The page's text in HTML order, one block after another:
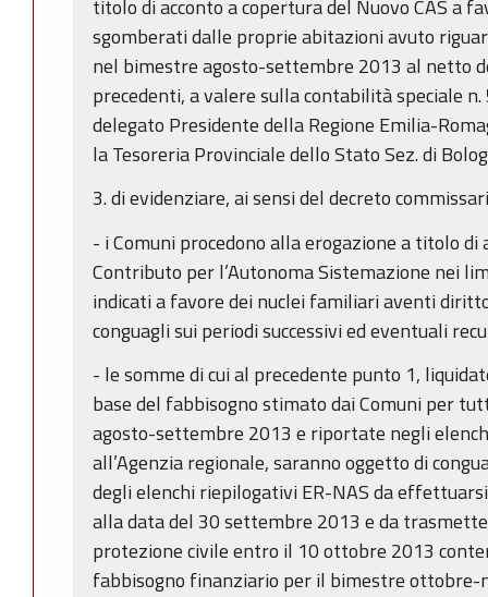
titolo di acconto a copertura del Nuovo CAS a
sgomberati dalle proprie abitazioni avuto
nel bimestre agosto-settembre 2013 al netto
precedenti, a valere sulla contabilità speciale
delegato Presidente della Regione Emilia-
la Tesoreria Provinciale dello Stato Sez. di
3. di evidenziare, ai sensi del decreto
- i Comuni procedono alla erogazione a titolo
Contributo per l’Autonoma Sistemazione nei
indicati a favore dei nuclei familiari aventi
conguagli sui periodi successivi ed eventuali
- le somme di cui al precedente punto 1,
base del fabbisogno stimato dai Comuni per
agosto-settembre 2013 e riportate negli
all’Agenzia regionale, saranno oggetto di
degli elenchi riepilogativi ER-NAS da
alla data del 30 settembre 2013 e da
protezione civile entro il 10 ottobre 2013
fabbisogno finanziario per il bimestre ottobre-